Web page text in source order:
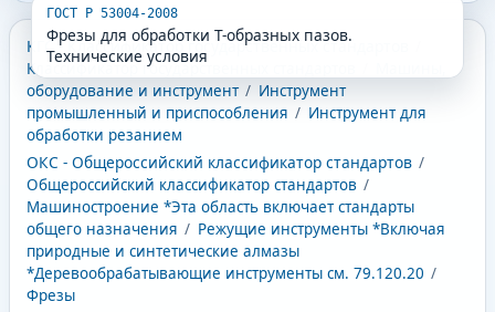
ГОСТ Р 53004-2008
Фрезы для обработки Т-образных пазов.
Технические условия
КГС - Классификатор государственных стандартов
Классификатор государственных стандартов
оборудование и инструмент / Инструмент
промышленный и приспособления / Инструмент для
обработки резанием
ОКС - Общероссийский классификатор стандартов /
Общероссийский классификатор стандартов /
Машиностроение *Эта область включает стандарты
общего назначения / Режущие инструменты *Включая
природные и синтетические алмазы
*Деревообрабатывающие инструменты см. 79.120.20 /
Фрезы